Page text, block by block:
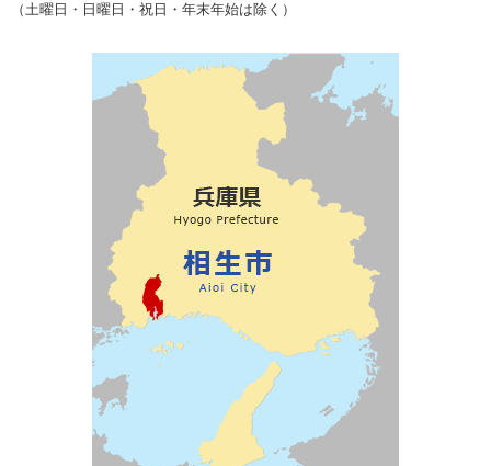
（土曜日・日曜日・祝日・年末年始は除く）